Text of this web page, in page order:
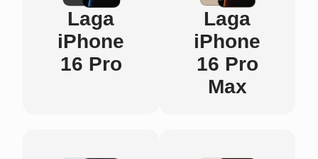
Laga
iPhone
16 Pro
Laga
iPhone
16 Pro
Max